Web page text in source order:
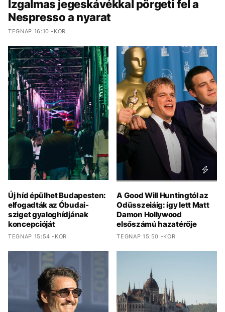
Izgalmas jegeskávékkal pörgeti fel a
Nespresso a nyarat
TEGNAP 16:10 -KOR
Új híd épülhet Budapesten:
elfogadták az Óbudai-
sziget gyaloghídjának
koncepcióját
TEGNAP 15:54 -KOR
A Good Will Huntingtól az
Odüsszeiáig: így lett Matt
Damon Hollywood
elsőszámú hazatérője
TEGNAP 15:50 -KOR